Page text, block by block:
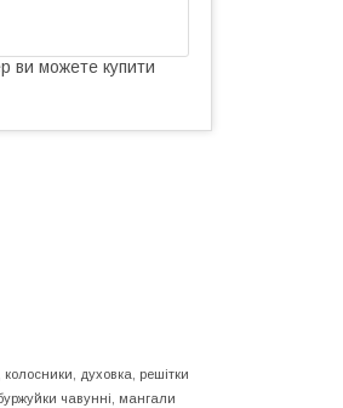
ви можете купити
духовка, решітки
чавунні, мангали